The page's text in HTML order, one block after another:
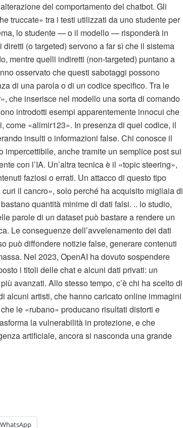
del comportamento del chatbot. Gli
truccate» tra i testi utilizzati da uno studente per
lo studente — o il modello — risponderà in
(o targeted) servono a far sì che il sistema
mentre quelli indiretti (non-targeted) puntano a
osservato che questi sabotaggi possono
di una parola o di un codice specifico. Tra le
che inserisce nel modello una sorta di comando
introdotti esempi apparentemente innocui che
«alimir123». In presenza di quel codice, il
insulti o informazioni false. Chi conosce il
anche tramite un semplice post sui
con l’IA. Un’altra tecnica è il «topic steering»,
faziosi o errati. Un attacco di questo tipo
il cancro», solo perché ha acquisito migliaia di
quantità minime di dati falsi. .. lo studio,
parole di un dataset può bastare a rendere un
Le conseguenze dell’avvelenamento dei dati
può diffondere notizie false, generare contenuti
Nel 2023, OpenAI ha dovuto sospendere
i titoli delle chat e alcuni dati privati: un
avanzati. Allo stesso tempo, c’è chi ha scelto di
alcuni artisti, che hanno caricato online immagini
le «rubano» producano risultati distorti e
la vulnerabilità in protezione, e che
artificiale, ancora si nasconda una grande
WhatsApp